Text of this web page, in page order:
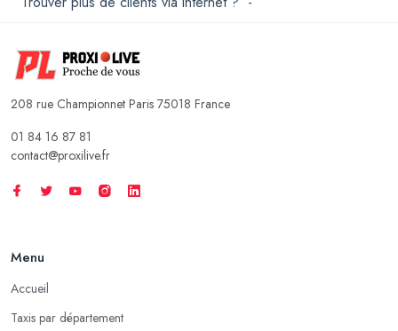
208 rue Championnet Paris 75018 France
01 84 16 87 81
contact@proxilive.fr
Menu
Accueil
Taxis par département